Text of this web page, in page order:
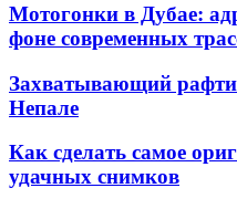
Мотогонки в Дубае:
фоне современных
Захватывающий
Непале
Как сделать самое
удачных снимков